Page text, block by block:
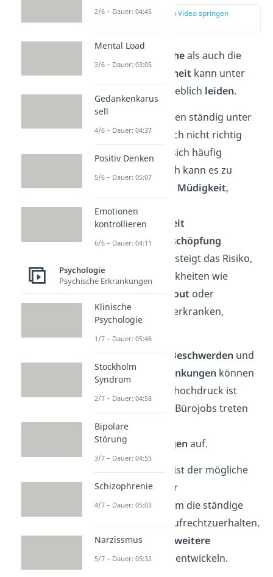
zur Stelle im Video springen
psychischeals auch die
körperliche Gesundheit kann unter
der Arbeitssucht erheblich leiden.
Arbeitssüchtige stehen ständig unter
Druck, sie können sich nicht richtig
erholen und fühlen sich häufig
überfordert. Dadurch kann es zu
chronischem Stress
Müdigkeit,
Schlafstörungen
Niedergeschlagenheit
undkörperlicher Erschöpfung
kommen. Zusätzlich steigt das Risiko,
an psychischen Krankheiten wie
Burnout oder
Angststörungen
zu erkranken,
erheblich an.
Magen-Darm-Beschwerden und
Herz-Kreislauf-Erkrankungen können
sich entwickeln. Bluthochdruck ist
keine Seltenheit. Bei Bürojobs treten
zudem häufig
Muskelverspannungen auf.
Eine weitere Gefahr ist der mögliche
Griff zuAlkohol oder
Aufputschmitteln
, um die ständige
Leistungsfähigkeit aufrechtzuerhalten.
Daraus können sich weitere
Suchterkrankungen
entwickeln.
2/6 – Dauer: 04:45
Mental Load
3/6 – Dauer: 03:05
Gedankenkarus
sell
4/6 – Dauer: 04:37
Positiv Denken
5/6 – Dauer: 05:07
Emotionen
kontrollieren
6/6 – Dauer: 04:11
Psychologie
Psychische Erkrankungen
Klinische
Psychologie
1/7 – Dauer: 05:46
Stockholm
Syndrom
2/7 – Dauer: 04:58
Bipolare
Störung
3/7 – Dauer: 04:55
Schizophrenie
4/7 – Dauer: 05:03
Narzissmus
5/7 – Dauer: 05:32